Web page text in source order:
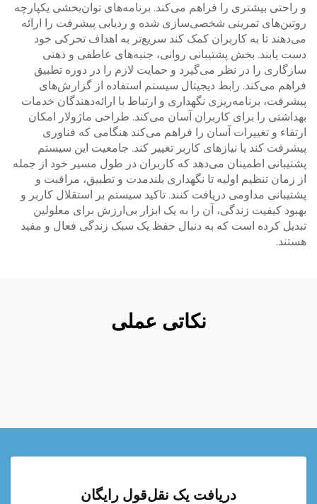
و راحتی بیشتری را فراهم می‌کند. برنامه‌های توان‌بخشی یکپارچه
روتین‌های تمرینی شخصی‌سازی شده و ردیابی پیشرفت را ارائه
می‌دهند تا به کاربران کمک کند سریع‌تر به اهداف تحرکی خود
دست یابند. بخش پشتیبانی روانی، جنبه‌های عاطفی و ذهنی
سازگاری را در نظر می‌گیرد و حمایت لازم را در دوره تطبیق
فراهم می‌کند. رابط دیجیتال سیستم استفاده از گزارش‌های
پیشرفت، برنامه‌ریزی نگهداری و ارتباط با ارائه‌دهندگان خدمات
بهداشتی را برای کاربران آسان می‌کند. طراحی ماژولار امکان
ارتقاء و تغییرات آسان را فراهم می‌کند هنگامی که فناوری
پیشرفت کند یا نیازهای کاربر تغییر کند. جامعیت این سیستم
پشتیبانی اطمینان می‌دهد که کاربران در طول مسیر خود از جمله
از زمان تنظیم اولیه تا نگهداری بلندمدت و تطبیق، مراقبت و
پشتیبانی مداومی دریافت کنند. تاکید سیستم بر استقلال کاربر و
بهبود کیفیت زندگی، آن را به یک ابزار بی‌ارزش برای معلولین
تبدیل کرده است که به دنبال حفظ یک سبک زندگی فعال و مفید
هستند.
نکاتی عملی
دریافت یک نقل‌قول رایگان